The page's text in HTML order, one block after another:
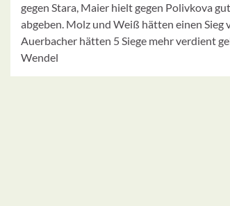
gegen Stara, Maier hielt gegen Polivkova
abgeben. Molz und Weiß hätten einen Sieg
Auerbacher hätten 5 Siege mehr verdient
Wendel